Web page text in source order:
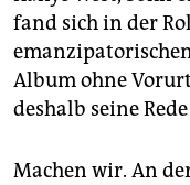
fand sich in der
Album ohne
deshalb seine
Machen wir. An